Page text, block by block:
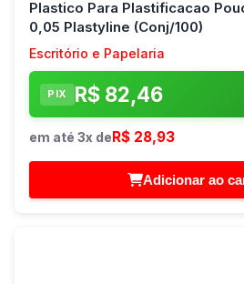
Plastico Para Plastificacao
0,05 Plastyline (Conj/100)
Escritório e Papelaria
PIX R$ 82,46
em até 3x de R$ 28,93
Adicionar ao